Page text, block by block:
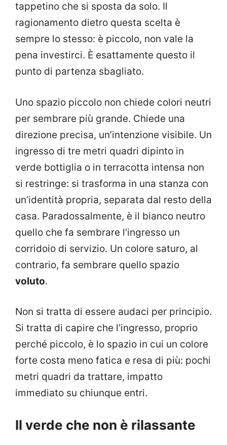
tappetino che si sposta da solo. Il
ragionamento dietro questa scelta è
sempre lo stesso: è piccolo, non vale la
pena investirci. È esattamente questo il
punto di partenza sbagliato.
Uno spazio piccolo non chiede colori neutri
per sembrare più grande. Chiede una
direzione precisa, un’intenzione visibile. Un
ingresso di tre metri quadri dipinto in
verde bottiglia o in terracotta intensa non
si restringe: si trasforma in una stanza con
un’identità propria, separata dal resto della
casa. Paradossalmente, è il bianco neutro
quello che fa sembrare l’ingresso un
corridoio di servizio. Un colore saturo, al
contrario, fa sembrare quello spazio
voluto.
Non si tratta di essere audaci per principio.
Si tratta di capire che l’ingresso, proprio
perché piccolo, è lo spazio in cui un colore
forte costa meno fatica e resa di più: pochi
metri quadri da trattare, impatto
immediato su chiunque entri.
Il verde che non è rilassante